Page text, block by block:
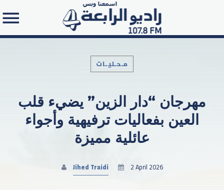
Search in the website:
مـحـليـات
مهرجان “دار الزين” يضيء قلب
العين بفعاليات ترفيهية وأجواء
عائلية مميزة
Jihed Traidi 2 April 2026